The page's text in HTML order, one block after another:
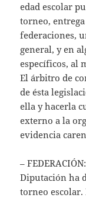
edad escolar
torneo,
federaciones,
general, y en
específicos, al
El árbitro de
de ésta
ella y hacerla
externo a la
evidencia
–
Diputación ha
torneo escolar.